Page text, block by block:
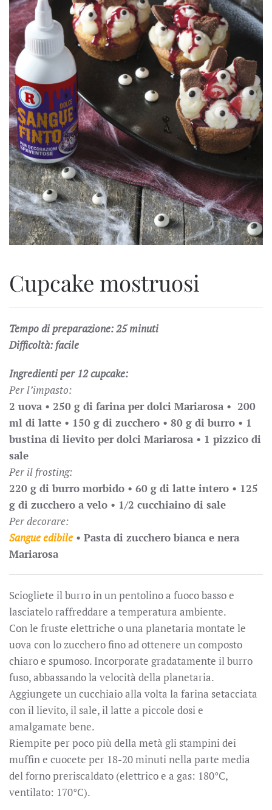
Cupcake mostruosi
Tempo di preparazione: 25 minuti
Difficoltà: facile
Ingredienti per 12 cupcake:
Per l’impasto:
2 uova • 250 g di farina per dolci Mariarosa • 200
ml di latte • 150 g di zucchero • 80 g di burro • 1
bustina di lievito per dolci Mariarosa • 1 pizzico di
sale
Per il frosting:
220 g di burro morbido • 60 g di latte intero • 125
g di zucchero a velo • 1/2 cucchiaino di sale
Per decorare:
Sangue edibile • Pasta di zucchero bianca e nera
Mariarosa
Sciogliete il burro in un pentolino a fuoco basso e
lasciatelo raffreddare a temperatura ambiente.
Con le fruste elettriche o una planetaria montate le
uova con lo zucchero fino ad ottenere un composto
chiaro e spumoso. Incorporate gradatamente il burro
fuso, abbassando la velocità della planetaria.
Aggiungete un cucchiaio alla volta la farina setacciata
con il lievito, il sale, il latte a piccole dosi e
amalgamate bene.
Riempite per poco più della metà gli stampini dei
muffin e cuocete per 18-20 minuti nella parte media
del forno preriscaldato (elettrico e a gas: 180°C,
ventilato: 170°C).